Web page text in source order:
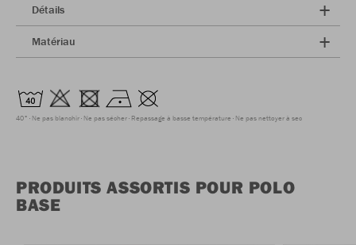
Détails
Matériau
40° Ne pas blanchir Ne pas sécher Repassage à basse température Ne pas nettoyer à sec
PRODUITS ASSORTIS POUR POLO
BASE